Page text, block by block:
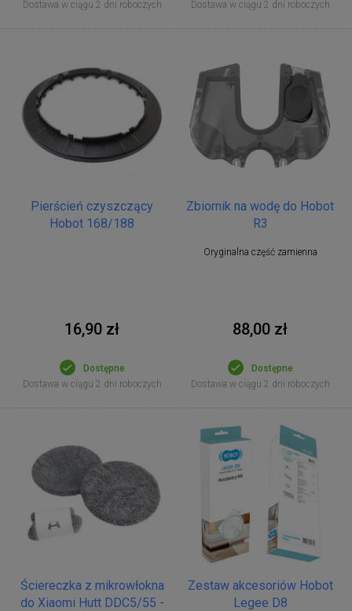
Dostawa w ciągu 2 dni roboczych Dostawa w ciągu 2 dni roboczych
Pierścień czyszczący
Hobot 168/188
16,90 zł
Dostępne
Dostawa w ciągu 2 dni roboczych
Zbiornik na wodę do Hobot
R3
Oryginalna część zamienna
88,00 zł
Dostępne
Dostawa w ciągu 2 dni roboczych
Ściereczka z mikrowłokna
do Xiaomi Hutt DDC5/55 -
Zestaw akcesoriów Hobot
Legee D8